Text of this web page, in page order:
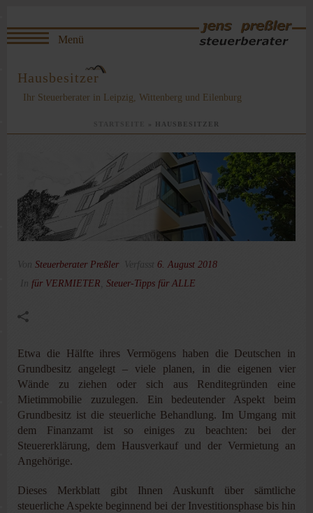
Hausbesitzer
Ihr Steuerberater in Leipzig, Wittenberg und Eilenburg
» HAUSBESITZER
Von Steuerberater Preßler Verfasst 6. August 2018
In für VERMIETER Steuer-Tipps für ALLE
Etwa die Hälfte ihres Vermögens haben die Deutschen in
Grundbesitz angelegt – viele planen, in die eigenen vier
Wände zu ziehen oder sich aus Renditegründen eine
Mietimmobilie zuzulegen. Ein bedeutender Aspekt beim
Grundbesitz ist die steuerliche Behandlung. Im Umgang mit
dem Finanzamt ist so einiges zu beachten: bei der
Steuererklärung, dem Hausverkauf und der Vermietung an
Angehörige.
Dieses Merkblatt gibt Ihnen Auskunft über sämtliche
steuerliche Aspekte beginnend bei der Investitionsphase bis hin